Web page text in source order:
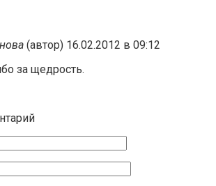
(автор) 16.02.2012 в 09:12
за щедрость.